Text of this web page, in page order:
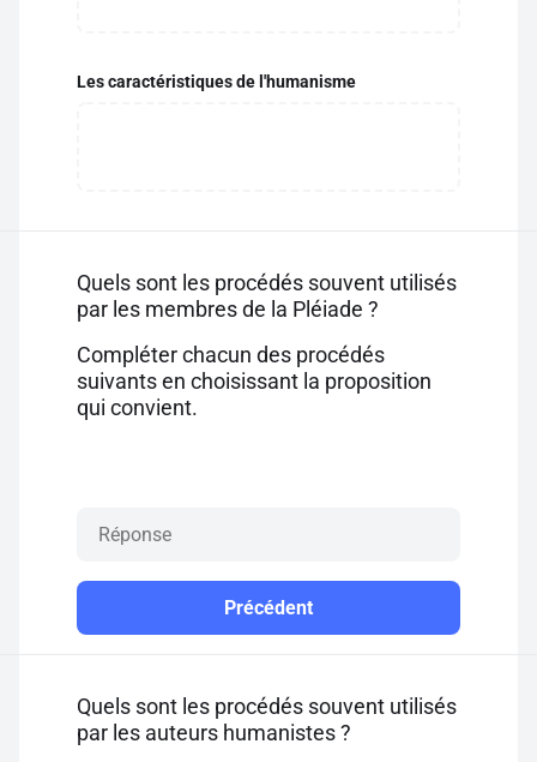
Les caractéristiques de l'humanisme
Quels sont les procédés souvent utilisés
par les membres de la Pléiade ?
Compléter chacun des procédés
suivants en choisissant la proposition
qui convient.
Précédent
Quels sont les procédés souvent utilisés
par les auteurs humanistes ?